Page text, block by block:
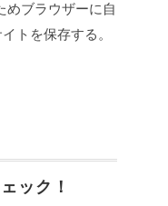
めブラウザーに自
トを保存する。
ック！